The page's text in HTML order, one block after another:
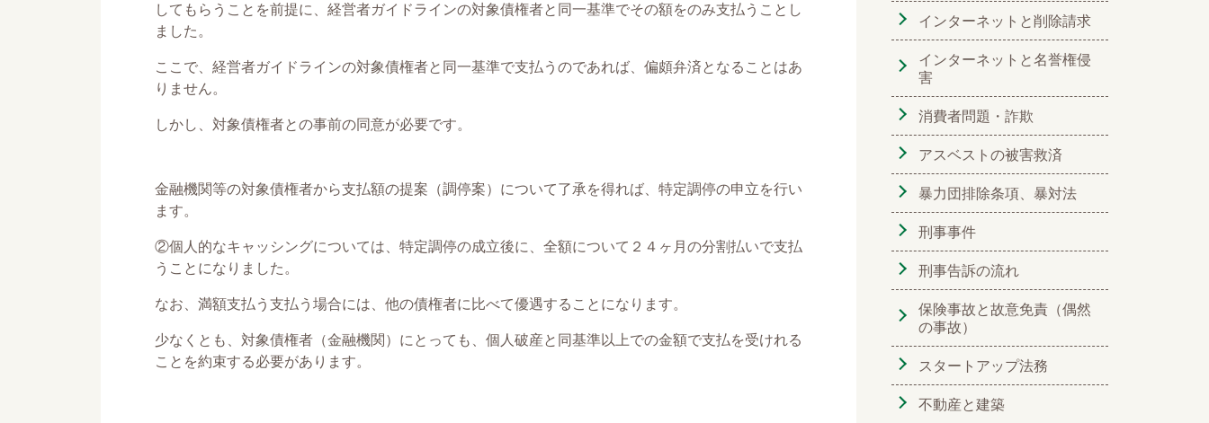
してもらうことを前提に、経営者ガイドラインの対象債権者と同一基準でその額をのみ支払うことし
ました。
ここで、経営者ガイドラインの対象債権者と同一基準で支払うのであれば、偏頗弁済となることはあ
りません。
しかし、対象債権者との事前の同意が必要です。
金融機関等の対象債権者から支払額の提案（調停案）について了承を得れば、特定調停の申立を行い
ます。
②個人的なキャッシングについては、特定調停の成立後に、全額について２４ヶ月の分割払いで支払
うことになりました。
なお、満額支払う支払う場合には、他の債権者に比べて優遇することになります。
少なくとも、対象債権者（金融機関）にとっても、個人破産と同基準以上での金額で支払を受けれる
ことを約束する必要があります。
インターネットと削除請求
インターネットと名誉権侵
害
消費者問題・詐欺
アスベストの被害救済
暴力団排除条項、暴対法
刑事事件
刑事告訴の流れ
保険事故と故意免責（偶然
の事故）
スタートアップ法務
不動産と建築